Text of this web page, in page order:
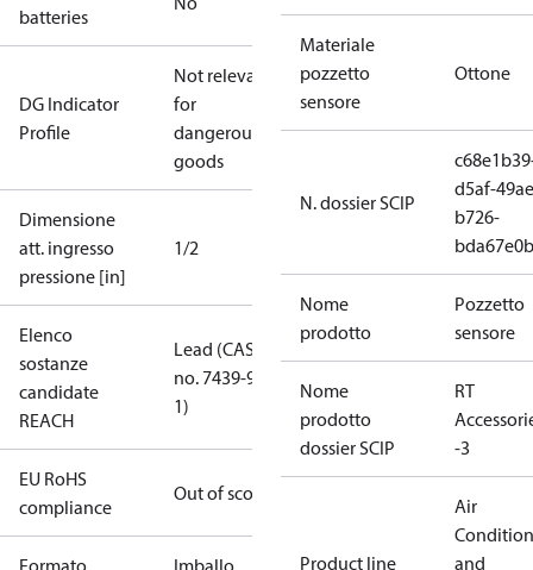
batteries
DG Indicator
Profile
Not relevant
for
dangerous
goods
Dimensione
att. ingresso
pressione [in]
1/2
Elenco
sostanze
candidate
REACH
Lead (CAS
no. 7439-92-
1)
EU RoHS
compliance
Out of scope
Formato Imballo
Materiale
pozzetto
sensore
Ottone
N. dossier SCIP
d5af-
b726-
Nome
prodotto
Pozzetto
sensore
Nome
prodotto
dossier SCIP
RT
-3
Product line
Air
and